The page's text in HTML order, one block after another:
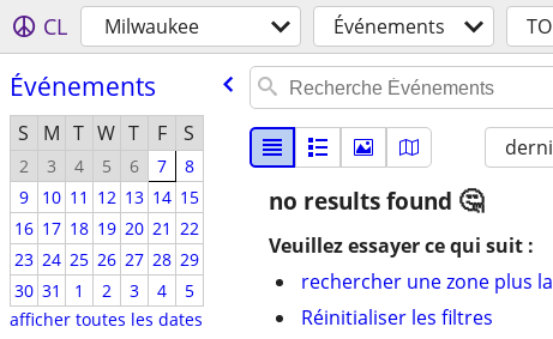
CL Milwaukee Événements
Événements
S M T W T F S
2 3 4 5 6 7
8
9
10 11 12 13 14 15
16 17 18 19 20 21 22
23 24 25 26 27 28 29
30 31 1 2 3 4
5
afficher toutes les dates
no results found
Veuillez essayer ce qui suit :
rechercher une zone plus
Réinitialiser les filtres